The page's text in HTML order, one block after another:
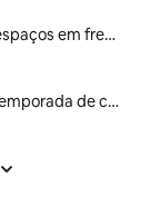
Aluguéis de espaços em frente à praia
Aluguel por temporada de casas de veraneio